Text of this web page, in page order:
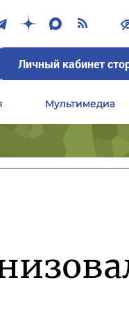
Личный кабинет
Мультимедиа
Личный кабинет
Мультимедиа